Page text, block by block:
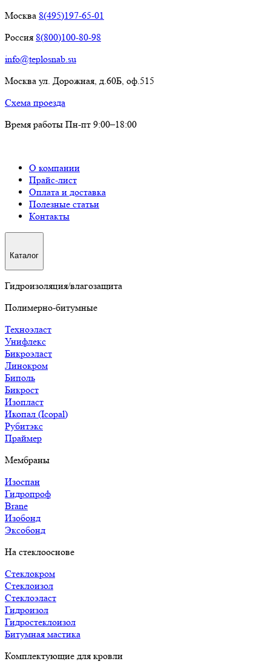
Москва 8(495)197-65-01
Россия 8(800)100-80-98
info@teplosnab.su
Москва ул. Дорожная, д.60Б, оф.515
Схема проезда
Время работы Пн-пт 9:00–18:00
О компании
Прайс-лист
Оплата и доставка
Полезные статьи
Контакты
Каталог
Гидроизоляция/влагозащита
Полимерно-битумные
Техноэласт
Унифлекс
Бикроэласт
Линокром
Биполь
Бикрост
Изопласт
Икопал (Icopal)
Рубитэкс
Праймер
Мембраны
Изоспан
Гидропроф
Brane
Изобонд
Эксобонд
На стеклооснове
Стеклокром
Стеклоизол
Стеклоэласт
Гидроизол
Гидростеклоизол
Битумная мастика
Комплектующие для кровли